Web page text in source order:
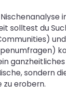
solltest du
sondern
zu erobern.